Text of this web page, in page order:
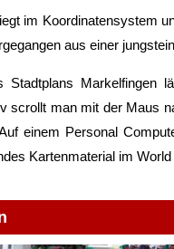
im Koordinatensystem
aus einer
Stadtplans Markelfingen
scrollt man mit der Maus
einem Personal
Kartenmaterial im